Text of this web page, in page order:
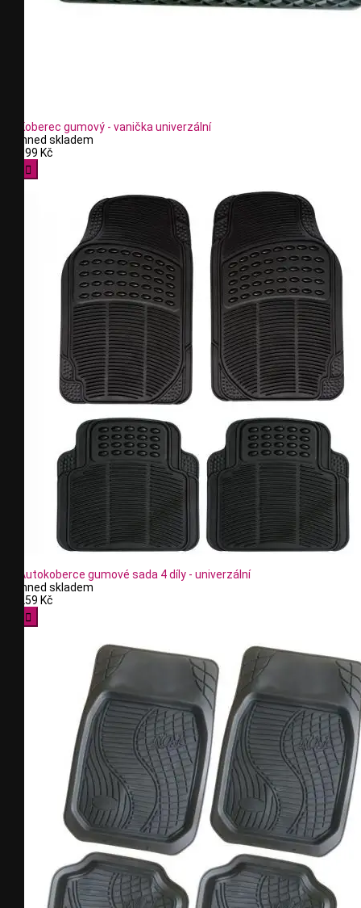
Koberec gumový - vanička univerzální
Ihned skladem
199 Kč

Autokoberce gumové sada 4 díly - univerzální
Ihned skladem
259 Kč
